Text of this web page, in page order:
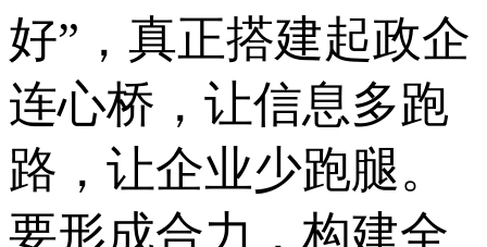
好”，真正搭建起政企
连心桥，让信息多跑
路，让企业少跑腿。
要形成合力，构建全